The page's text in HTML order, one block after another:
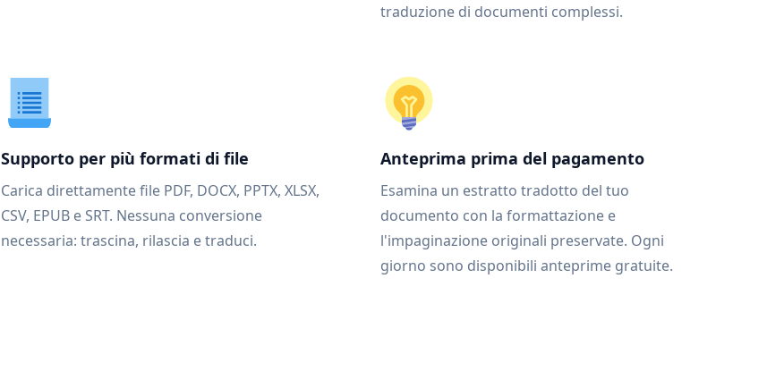
traduzione di documenti complessi.
Supporto per più formati di file
Carica direttamente file PDF, DOCX, PPTX, XLSX,
CSV, EPUB e SRT. Nessuna conversione
necessaria: trascina, rilascia e traduci.
Anteprima prima del pagamento
Esamina un estratto tradotto del tuo
documento con la formattazione e
l'impaginazione originali preservate. Ogni
giorno sono disponibili anteprime gratuite.